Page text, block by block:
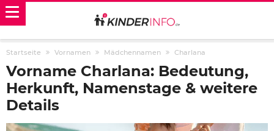
Startseite Vornamen Mädchennamen Charlana
Vorname Charlana: Bedeutung,
Herkunft, Namenstage & weitere
Details